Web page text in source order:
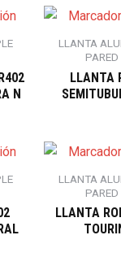
N
LLANTA
LLANTA
LLANTA
LLANTA